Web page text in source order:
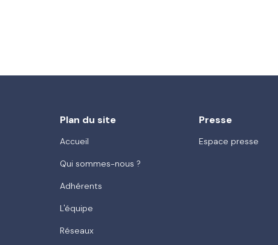
Plan du site
Accueil
Qui sommes-nous ?
Adhérents
L'équipe
Réseaux
Presse
Espace presse